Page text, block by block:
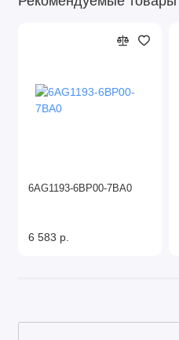
6AG1193-6BP00-7BA0
6 583 р.